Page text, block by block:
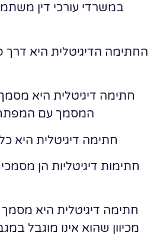
במשרדי עורכי דין
החתימה הדיגיטלית היא
חתימה דיגיטלית היא
המסמך עם המפתח
חתימה דיגיטלית היא
חתימות דיגיטליות הן
חתימה דיגיטלית היא
מכיוון שהוא אינו מוגבל